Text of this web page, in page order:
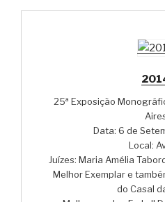
25ª Exposição
Data: 6 de
Local:
Juízes: Maria Amélia
Melhor Exemplar e
do Casal